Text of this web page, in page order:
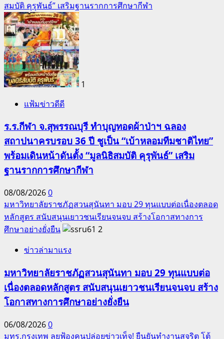
สมบัติ คุรุพันธ์” เสริมฐานรากการศึกษากีฬา
1
แฟ้มข่าวดีดี
ร.ร.กีฬา จ.สุพรรณบุรี ทำบุญทอดผ้าป่าฯ ฉลอง
สถาปนาครบรอบ 36 ปี ชูเป็น “เบ้าหลอมทีมชาติไทย”
พร้อมเดินหน้าดันตั้ง “มูลนิธิสมบัติ คุรุพันธ์” เสริม
ฐานรากการศึกษากีฬา
08/08/20260
มหาวิทยาลัยราชภัฏสวนสุนันทา มอบ 29 ทุนแบบต่อเนื่องตลอด
หลักสูตร สนับสนุนเยาวชนเรียนจนจบ สร้างโอกาสทางการ
ศึกษาอย่างยั่งยืน
2
ข่าวล่ามาแรง
มหาวิทยาลัยราชภัฏสวนสุนันทา มอบ 29 ทุนแบบต่อ
เนื่องตลอดหลักสูตร สนับสนุนเยาวชนเรียนจนจบ สร้าง
โอกาสทางการศึกษาอย่างยั่งยืน
06/08/20260
มทร.กรุงเทพ ลุยฟ้องคนปล่อยข่าวเท็จ! ยืนยันทำงานสุจริต โต้